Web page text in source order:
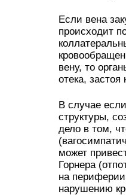
Если вена
происходит
вену, то
отека,
В случае
структуры,
дело в том,
может
Горнера
на
нарушению